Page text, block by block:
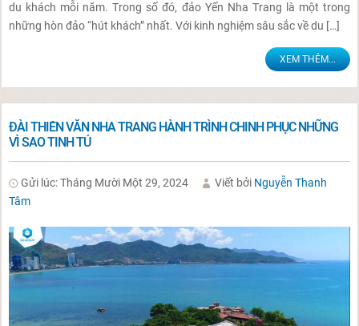
du khách mỗi năm. Trong số đó, đảo Yến Nha Trang là một trong
những hòn đảo “hút khách” nhất. Với kinh nghiệm sâu sắc về du […]
XEM THÊM...
ĐÀI THIÊN VĂN NHA TRANG HÀNH TRÌNH CHINH PHỤC NHỮNG
VÌ SAO TINH TÚ
Gửi lúc: Tháng Mười Một 29, 2024 Viết bởi Nguyễn Thanh
Tâm